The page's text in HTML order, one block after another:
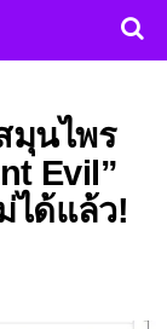
มุนไพร
Evil”
ได้แล้ว!